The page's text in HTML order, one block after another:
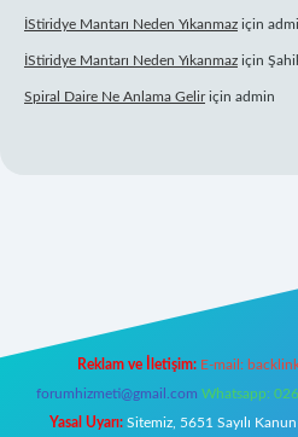
İStiridye Mantarı Neden Yıkanmaz için
İStiridye Mantarı Neden Yıkanmaz için
Spiral Daire Ne Anlama Geliriçin admin
Reklam ve İletişim: E-mail:
forumhizmeti@gmail.com Whatsapp:
Yasal Uyarı: Sitemiz, 5651 Sayılı